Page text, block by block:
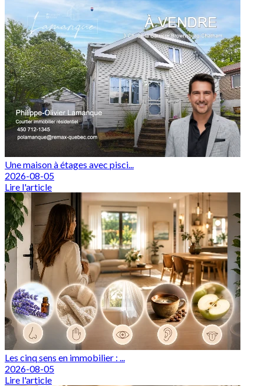
Une maison à étages avec pisci...
2026-08-05
Lire l'article
Les cinq sens en immobilier : ...
2026-08-05
Lire l'article